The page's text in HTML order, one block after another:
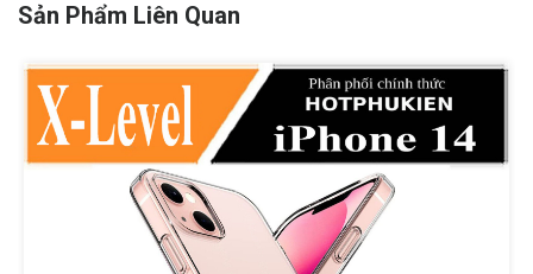
Sản Phẩm Liên Quan